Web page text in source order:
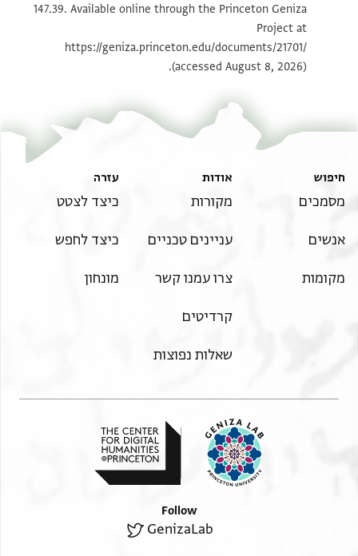
תנאי היתר שימוש בתצלום
147.39. Available online through the Princeton Geniza
Project at
https://geniza.princeton.edu/documents/21701/
(accessed August 8, 2026).
חיפוש
מסמכים
אנשים
מקומות
אודות
מקורות
עניינים טכניים
צרו עמנו קשר
קרדיטים
שאלות נפוצות
עזרה
כיצד לצטט
כיצד לחפש
מונחון
Follow
GenizaLab